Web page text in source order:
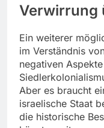
Verwirrung
Ein weiterer
im Verständnis
negativen
Aber es braucht
israelische Staat
die historische